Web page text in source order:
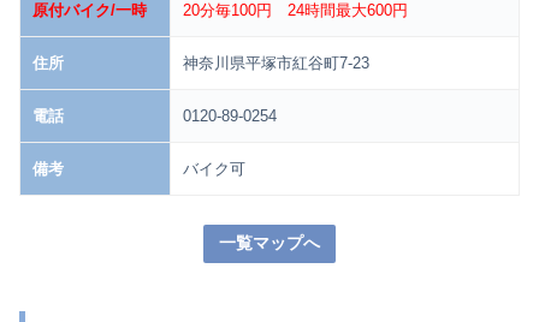
原付バイク/一時 20分毎100円 24時間最大600円
住所 神奈川県平塚市紅谷町7-23
電話 0120-89-0254
備考 バイク可
一覧マップへ